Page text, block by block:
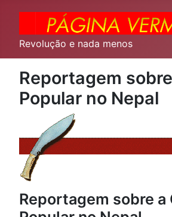
Revolução e nada menos
Reportagem
Popular no Nepal
Reportagem sobre a